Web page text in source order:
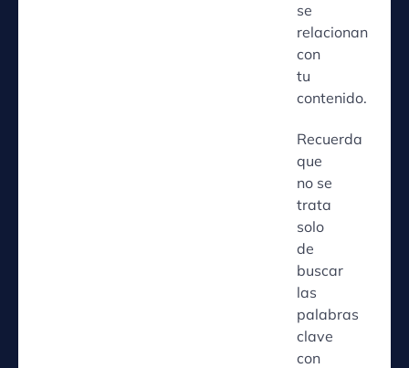
se
relacionan
con
tu
contenido.
Recuerda
que
no se
trata
solo
de
buscar
las
palabras
clave
con